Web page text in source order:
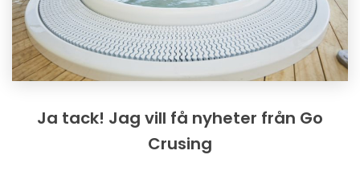
Ja tack! Jag vill få nyheter från Go
Crusing